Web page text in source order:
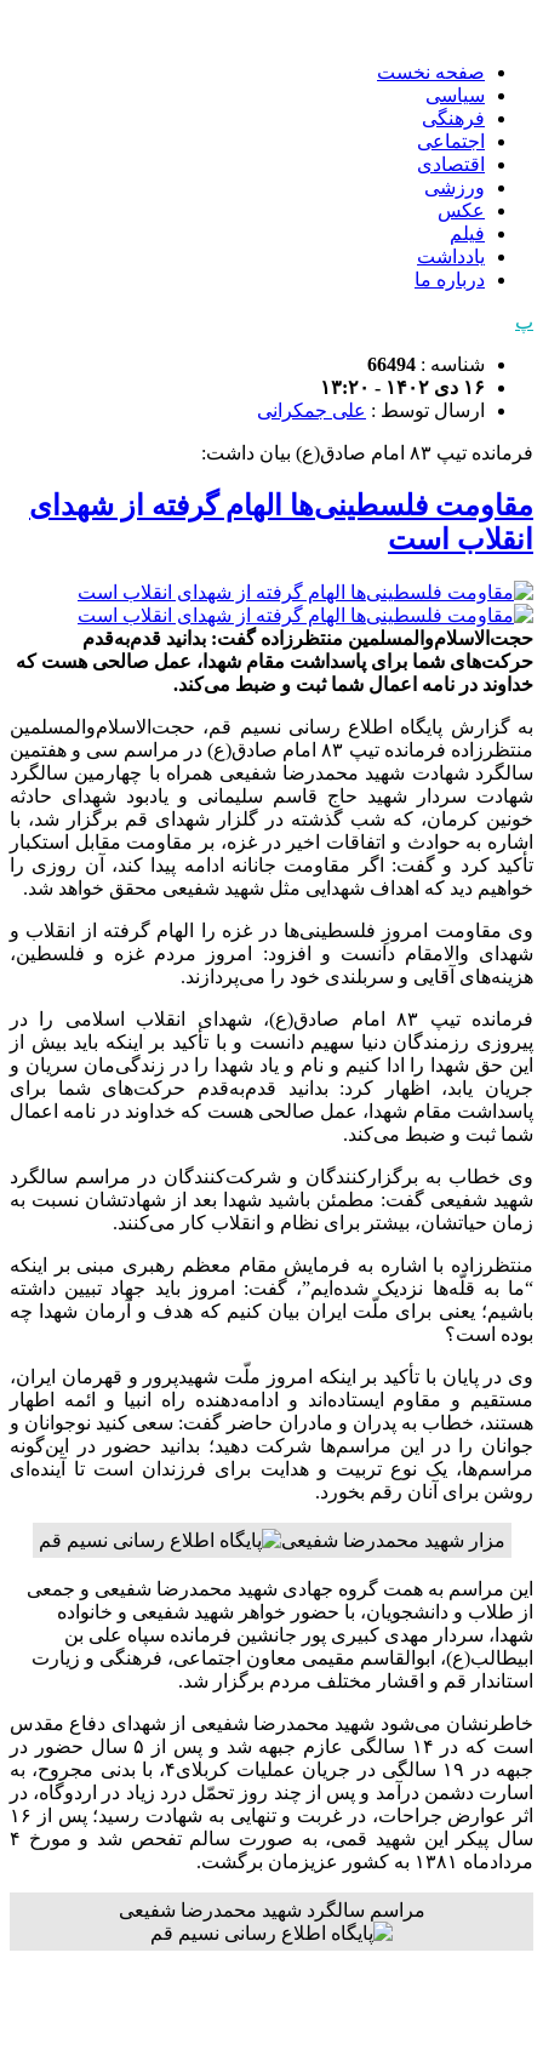
صفحه نخست
سیاسی
فرهنگی
اجتماعی
اقتصادی
ورزشی
عکس
فیلم
یادداشت
درباره ما
پ
شناسه : 66494
۱۶ دی ۱۴۰۲ - ۱۳:۲۰
ارسال توسط : علی جمکرانی
فرمانده تیپ ۸۳ امام صادق(ع) بیان داشت:
مقاومت فلسطینی‌ها الهام گرفته از شهدای
انقلاب است
حجت‌الاسلام‌والمسلمین منتظرزاده گفت: بدانید قدم‌به‌قدم
حرکت‌های شما برای پاسداشت مقام شهدا، عمل صالحی هست که
خداوند در نامه‌ اعمال شما ثبت و ضبط می‌کند.
به گزارش پایگاه اطلاع رسانی نسیم قم، حجت‌الاسلام‌والمسلمین
منتظرزاده فرمانده تیپ ۸۳ امام صادق(ع) در مراسم سی‌ و هفتمین
سالگرد شهادت شهید محمدرضا شفیعی همراه با چهارمین سالگرد
شهادت سردار شهید حاج قاسم سلیمانی و یادبود شهدای حادثه
خونین کرمان، که شب گذشته در گلزار شهدای قم برگزار شد، با
اشاره به حوادث و اتفاقات اخیر در غزه، بر مقاومت مقابل استکبار
تأکید کرد و گفت: اگر مقاومت جانانه ادامه پیدا کند، آن روزی را
خواهیم دید که اهداف شهدایی مثل شهید شفیعی محقق خواهد شد.
وی مقاومت امروزِ فلسطینی‌ها در غزه را الهام گرفته از انقلاب و
شهدای والامقام دانست و افزود: امروز مردم غزه و فلسطین،
هزینه‌های آقایی و سربلندی خود را می‌پردازند.
فرمانده تیپ ۸۳ امام صادق(ع)، شهدای انقلاب اسلامی را در
پیروزی رزمندگان دنیا سهیم دانست و با تأکید بر اینکه باید بیش از
این حق شهدا را ادا کنیم و نام و یاد شهدا را در زندگی‌مان سریان و
جریان یابد، اظهار کرد: بدانید قدم‌به‌قدم حرکت‌های شما برای
پاسداشت مقام شهدا، عمل صالحی هست که خداوند در نامه‌ اعمال
شما ثبت و ضبط می‌کند.
وی خطاب به برگزارکنندگان و شرکت‌کنندگان در مراسم سالگرد
شهید شفیعی گفت: مطمئن باشید شهدا بعد از شهادتشان نسبت به
زمان حیاتشان، بیشتر برای نظام و انقلاب کار می‌کنند.
منتظرزاده با اشاره به فرمایش مقام معظم رهبری مبنی بر اینکه
“ما به قلّه‌ها نزدیک شده‌ایم”، گفت: امروز باید جهاد تبیین داشته
باشیم؛ یعنی برای ملّت ایران بیان کنیم که هدف و آرمان شهدا چه
بوده است؟
وی در پایان با تأکید بر اینکه امروز ملّت شهیدپرور و قهرمان ایران،
مستقیم و مقاوم ایستاده‌اند و ادامه‌دهنده‌ راه انبیا و ائمه اطهار
هستند، خطاب به پدران و مادران حاضر گفت: سعی کنید نوجوانان و
جوانان را در این مراسم‌ها شرکت دهید؛ بدانید حضور در این‌گونه
مراسم‌ها، یک نوع تربیت و هدایت برای فرزندان است تا آینده‌ای
روشن برای آنان رقم بخورد.
مزار شهید محمدرضا شفیعی
این مراسم به همت گروه جهادی شهید محمدرضا شفیعی و جمعی
از طلاب و دانشجویان، با حضور خواهر شهید شفیعی و خانواده
شهدا، سردار مهدی کبیری پور جانشین فرمانده سپاه علی بن
ابیطالب(ع)، ابوالقاسم مقیمی معاون اجتماعی، فرهنگی و زیارت
استاندار قم و اقشار مختلف مردم برگزار شد.
خاطرنشان می‌شود شهید محمدرضا شفیعی از شهدای دفاع مقدس
است که در ۱۴ سالگی عازم جبهه شد و پس از ۵ سال حضور در
جبهه‌ در ۱۹ سالگی در جریان عملیات کربلای۴، با بدنی مجروح، به
اسارت دشمن درآمد و پس از چند روز تحمّل درد زیاد در اردوگاه، در
اثر عوارض جراحات، در غربت و تنهایی به شهادت رسید؛ پس از ۱۶
سال پیکر این شهید قمی، به صورت سالم تفحص شد و مورخ ۴
مردادماه ۱۳۸۱ به کشور عزیزمان برگشت.
مراسم سالگرد شهید محمدرضا شفیعی